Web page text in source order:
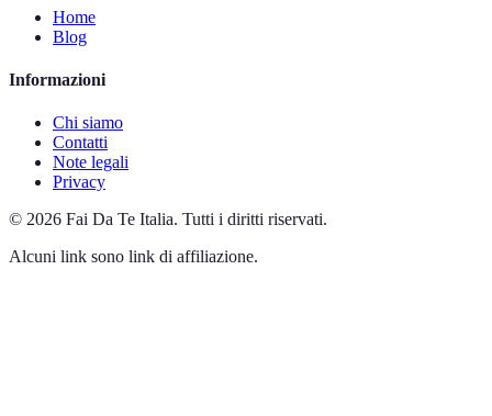
Home
Blog
Informazioni
Chi siamo
Contatti
Note legali
Privacy
© 2026 Fai Da Te Italia. Tutti i diritti riservati.
Alcuni link sono link di affiliazione.